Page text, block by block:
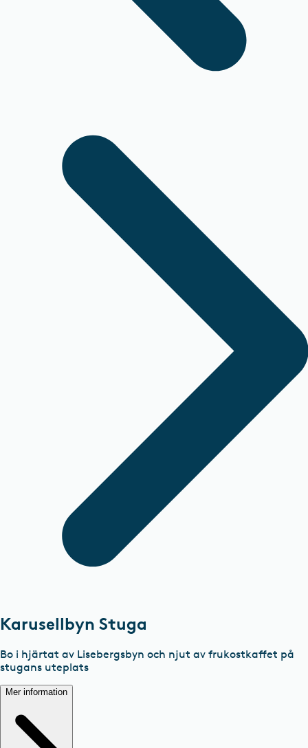
Karusellbyn Stuga
Bo i hjärtat av Lisebergsbyn och njut av frukostkaffet på
stugans uteplats
Mer information